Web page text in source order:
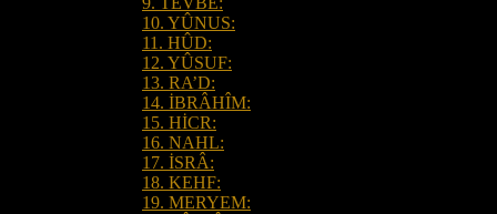
10. YÛNUS:
11. HÛD:
12. YÛSUF:
13. RA’D:
14. İBRÂHÎM:
15. HİCR:
16. NAHL:
17. İSRÂ:
18. KEHF:
19. MERYEM: